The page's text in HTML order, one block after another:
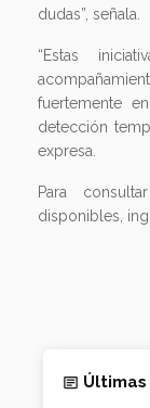
dudas”, señala.
“Estas
fuertemente
detección
expresa.
Para
disponibles,